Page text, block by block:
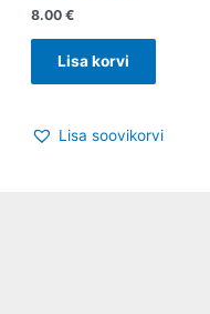
8.00 €
Lisa korvi
Lisa soovikorvi